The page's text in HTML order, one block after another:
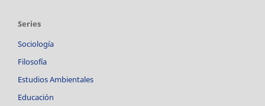
Series
Sociología
Filosofía
Estudios Ambientales
Educación